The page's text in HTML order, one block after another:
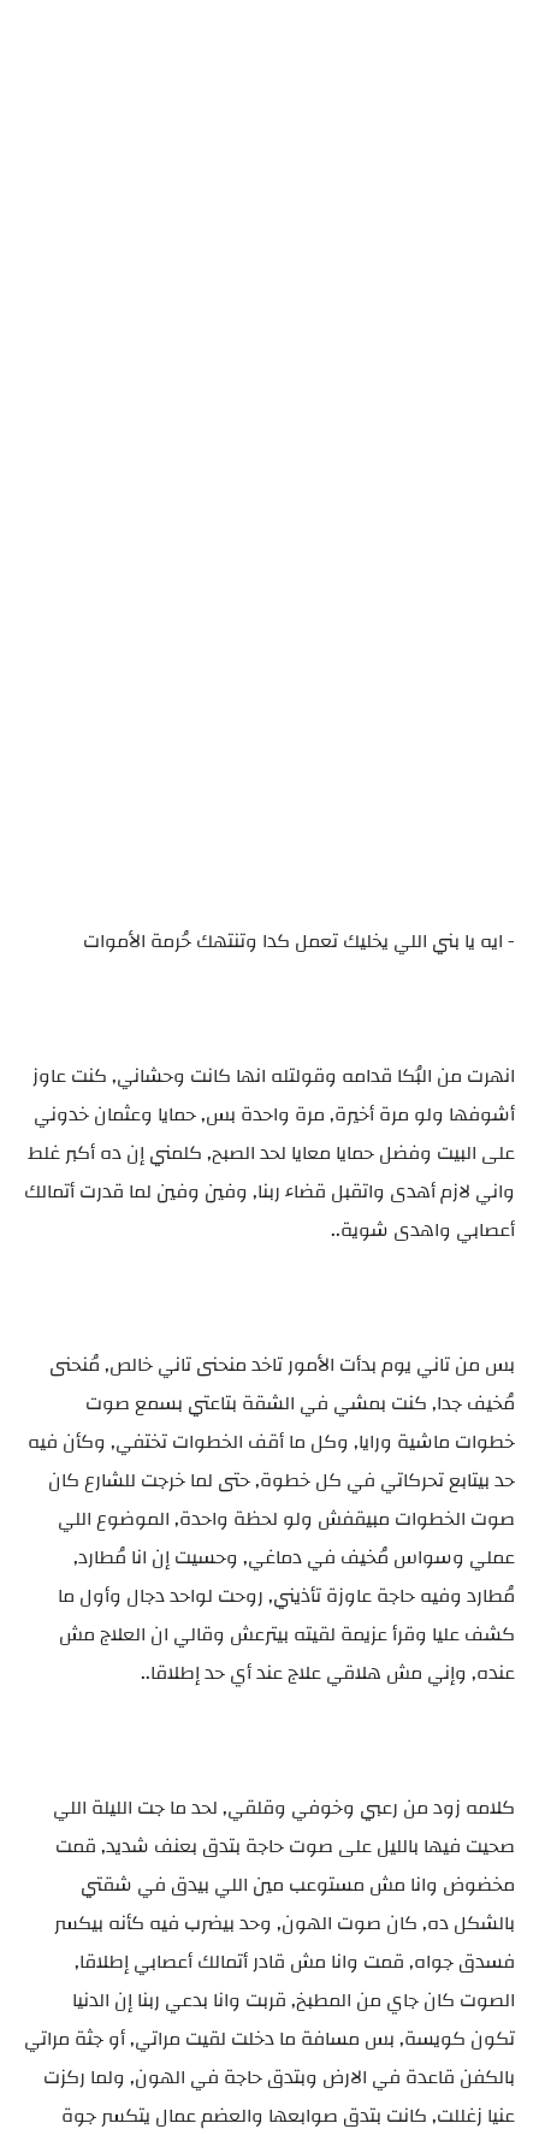
- ايه يا بني اللي يخليك تعمل كدا وتنتهك حُرمة الأموات
انهرت من البُكا قدامه وقولتله انها كانت وحشاني, كنت عاوز
أشوفها ولو مرة أخيرة, مرة واحدة بس, حمايا وعثمان خدوني
على البيت وفضل حمايا معايا لحد الصبح, كلمني إن ده أكبر غلط
واني لازم أهدى واتقبل قضاء ربنا, وفين وفين لما قدرت أتمالك
أعصابي واهدى شوية..
بس من تاني يوم بدأت الأمور تاخد منحنى تاني خالص, مُنحنى
مُخيف جدا, كنت بمشي في الشقة بتاعتي بسمع صوت
خطوات ماشية ورايا, وكل ما أقف الخطوات تختفي, وكأن فيه
حد بيتابع تحركاتي في كل خطوة, حتى لما خرجت للشارع كان
صوت الخطوات مبيقفش ولو لحظة واحدة, الموضوع اللي
عملي وسواس مُخيف في دماغي, وحسيت إن انا مُطارد,
مُطارد وفيه حاجة عاوزة تأذيني, روحت لواحد دجال وأول ما
كشف عليا وقرأ عزيمة لقيته بيترعش وقالي ان العلاج مش
عنده, وإني مش هلاقي علاج عند أي حد إطلاقا..
كلامه زود من رعبي وخوفي وقلقي, لحد ما جت الليلة اللي
صحيت فيها بالليل على صوت حاجة بتدق بعنف شديد, قمت
مخضوض وانا مش مستوعب مين اللي بيدق في شقتي
بالشكل ده, كان صوت الهون, وحد بيضرب فيه كأنه بيكسر
فسدق جواه, قمت وانا مش قادر أتمالك أعصابي إطلاقا,
الصوت كان جاي من المطبخ, قربت وانا بدعي ربنا إن الدنيا
تكون كويسة, بس مسافة ما دخلت لقيت مراتي, أو جثة مراتي
بالكفن قاعدة في الارض وبتدق حاجة في الهون, ولما ركزت
عنيا زغللت, كانت بتدق صوابعها والعضم عمال يتكسر جوة